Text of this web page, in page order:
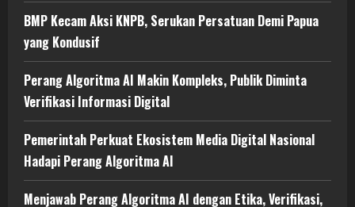
BMP Kecam Aksi KNPB, Serukan Persatuan Demi Papua
yang Kondusif
Perang Algoritma AI Makin Kompleks, Publik Diminta
Verifikasi Informasi Digital
Pemerintah Perkuat Ekosistem Media Digital Nasional
Hadapi Perang Algoritma AI
Menjawab Perang Algoritma AI dengan Etika, Verifikasi,